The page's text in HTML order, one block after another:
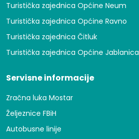
Turistička zajednica Općine Neum
Turistička zajednica Općine Ravno
Turistička zajednica Čitluk
Turistička zajednica Općine Jablanica
Servisne informacije
Zračna luka Mostar
Željeznice FBiH
Autobusne linije